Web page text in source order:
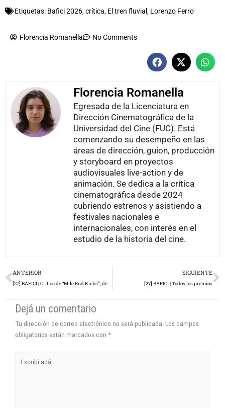
Etiquetas: Bafici 2026,crítica, El tren fluvial , Lorenzo Ferro
Florencia Romanella No Comments
Florencia Romanella
Egresada de la Licenciatura en
Dirección Cinematográfica de la
Universidad del Cine (FUC). Está
comenzando su desempeño en las
áreas de dirección, guion, producción
y storyboard en proyectos
audiovisuales live-action y de
animación. Se dedica a la crítica
cinematográfica desde 2024
cubriendo estrenos y asistiendo a
festivales nacionales e
internacionales, con interés en el
estudio de la historia del cine.
Prev
ANTERIOR
[27] BAFICI | Crítica de “Mile End Kicks”, de Chandler Levack
SIGUIENTE
[27] BAFICI | Todos los premios
Dejá un comentario
Tu dirección de correo electrónico no será publicada. Los campos
obligatorios están marcados con *
acá...